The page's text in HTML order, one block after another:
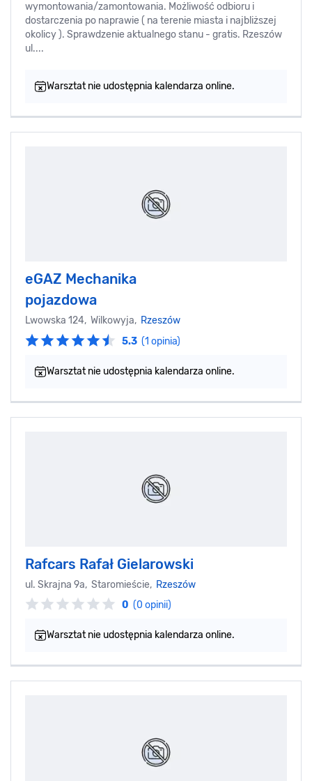
wymontowania/zamontowania. Możliwość odbioru i
dostarczenia po naprawie ( na terenie miasta i najbliższej
okolicy ). Sprawdzenie aktualnego stanu - gratis. Rzeszów
ul....
Warsztat nie udostępnia kalendarza online.
eGAZ Mechanika
pojazdowa
Lwowska 124, Wilkowyja, Rzeszów
5.3 (1 opinia)
Warsztat nie udostępnia kalendarza online.
Rafcars Rafał Gielarowski
ul. Skrajna 9a, Staromieście, Rzeszów
0 (0 opinii)
Warsztat nie udostępnia kalendarza online.